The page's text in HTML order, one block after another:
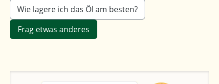
Wie lagere ich das Öl am besten?
Frag etwas anderes